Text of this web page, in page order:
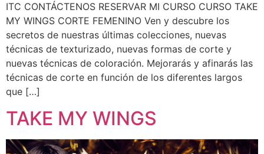
ITC CONTÁCTENOS RESERVAR MI CURSO CURSO TAKE
MY WINGS CORTE FEMENINO Ven y descubre los
secretos de nuestras últimas colecciones, nuevas
técnicas de texturizado, nuevas formas de corte y
nuevas técnicas de coloración. Mejorarás y afinarás las
técnicas de corte en función de los diferentes largos
que […]
TAKE MY WINGS